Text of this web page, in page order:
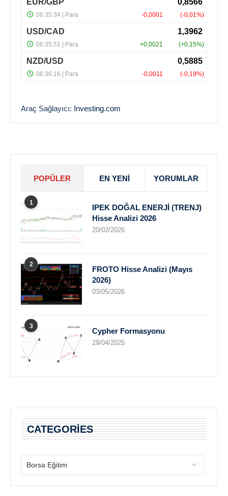
Araç Sağlayıcı: Investing.com
POPÜLER EN YENI YORUMLAR
1
IPEK DOĞAL ENERJİ (TRENJ)
Hisse Analizi 2026
20/02/2026
2
FROTO Hisse Analizi (Mayıs
2026)
03/05/2026
3
Cypher Formasyonu
29/04/2025
CATEGORIES